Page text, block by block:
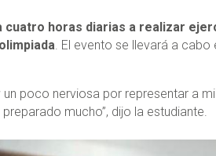
cuatro horas diarias a realizar
. El evento se llevará a
poco nerviosa por representar a
mucho”, dijo la estudiante.